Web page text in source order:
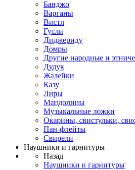
Банджо
Варганы
Вистл
Гусли
Диджериду
Домры
Другие народные и
Дудук
Жалейки
Казу
Лиры
Мандолины
Музыкальные ложки
Окарины, свистульки,
Пан-флейты
Свирели
Наушники и гарнитуры
Назад
Наушники и гарнитуры